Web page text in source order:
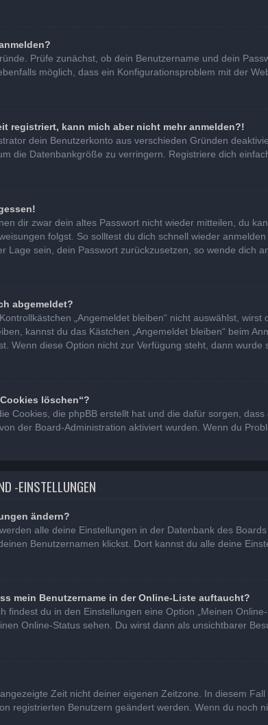
Prüfe zunächst, ob dein Benutzername und dein
möglich, dass ein Konfigurationsproblem mit der
registriert, kann mich aber nicht mehr anmelden?!
dein Benutzerkonto aus verschieden Gründen
die Datenbankgröße zu verringern. Registriere dich
dir zwar dein altes Passwort nicht wieder mitteilen, du
folgst. So solltest du dich schnell wieder anmelden
Lage sein, dein Passwort zurückzusetzen, so wende dich
abgemeldet?
„Angemeldet bleiben“ nicht auswählst,
kannst du das Kästchen „Angemeldet bleiben“ beim
Wenn diese Option nicht zur Verfügung steht, dann
löschen“?
Cookies, die phpBB erstellt hat und die dafür sorgen,
von der Board-Administration aktiviert wurden. Wenn du
-EINSTELLUNGEN
ändern?
alle deine Einstellungen in der Datenbank des
Benutzernamen klickst. Dort kannst du alle deine
mein Benutzername in der Online-Liste auftaucht?
findest du in den Einstellungen eine Option „Meinen
Online-Status sehen. Du wirst dann als unsichtbarer
Zeit nicht deiner eigenen Zeitzone. In diesem
registrierten Benutzern geändert werden. Wenn du noch